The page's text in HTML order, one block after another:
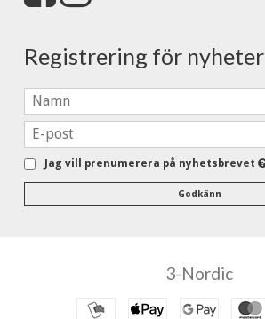
Registrering för nyheter
Jag vill prenumerera på nyhetsbrevet
Godkänn
3-Nordic